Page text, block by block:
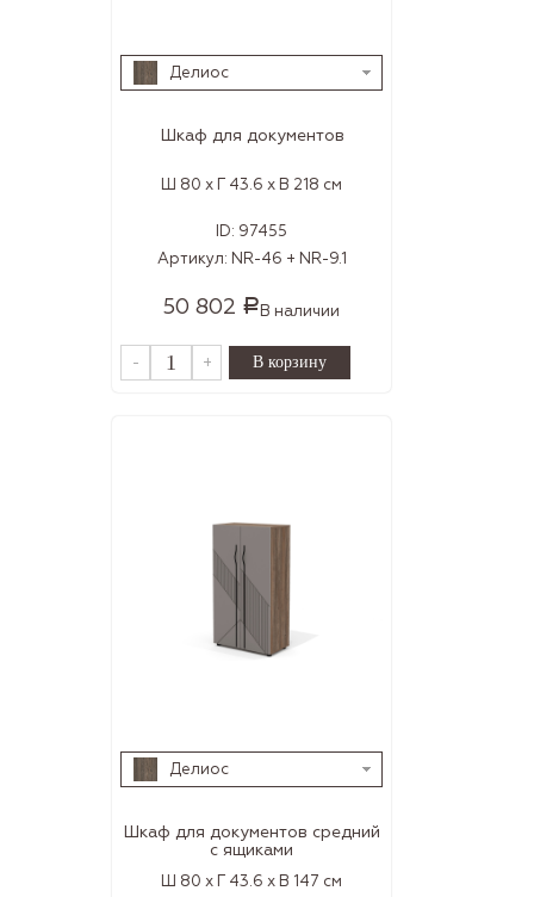
Делиос
Шкаф для документов
Ш 80 x Г 43.6 x В 218 см
ID: 97455
Артикул: NR-46 + NR-9.1
50 802 Р В наличии
- +
Делиос
Шкаф для документов средний
с ящиками
Ш 80 x Г 43.6 x В 147 см